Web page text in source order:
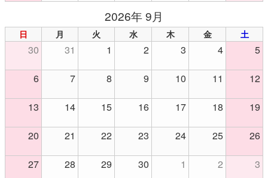
2026年 9月
日 月 火 水 木 金 土
30 31 1 2 3 4 5
6 7 8 9 10 11 12
13 14 15 16 17 18 19
20 21 22 23 24 25 26
27 28 29 30 1 2 3